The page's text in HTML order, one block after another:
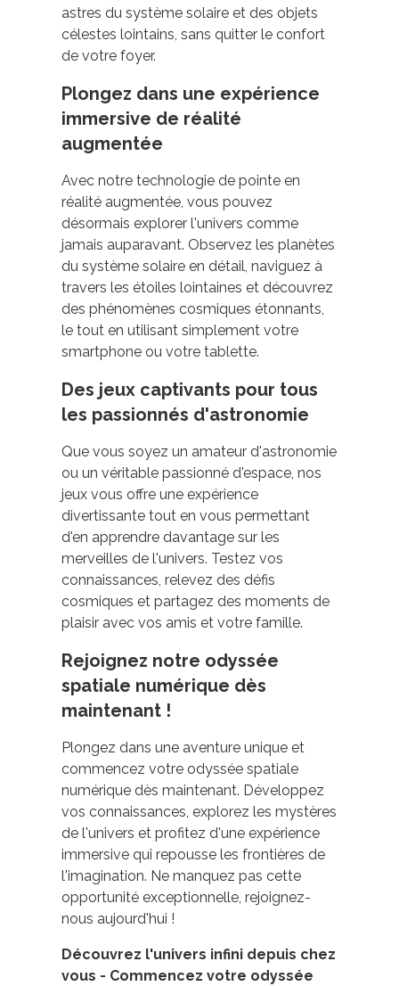
astres du système solaire et des objets
célestes lointains, sans quitter le confort
de votre foyer.
Plongez dans une expérience
immersive de réalité
augmentée
Avec notre technologie de pointe en
réalité augmentée, vous pouvez
désormais explorer l'univers comme
jamais auparavant. Observez les planètes
du système solaire en détail, naviguez à
travers les étoiles lointaines et découvrez
des phénomènes cosmiques étonnants,
le tout en utilisant simplement votre
smartphone ou votre tablette.
Des jeux captivants pour tous
les passionnés d'astronomie
Que vous soyez un amateur d'astronomie
ou un véritable passionné d'espace, nos
jeux vous offre une expérience
divertissante tout en vous permettant
d'en apprendre davantage sur les
merveilles de l'univers. Testez vos
connaissances, relevez des défis
cosmiques et partagez des moments de
plaisir avec vos amis et votre famille.
Rejoignez notre odyssée
spatiale numérique dès
maintenant !
Plongez dans une aventure unique et
commencez votre odyssée spatiale
numérique dès maintenant. Développez
vos connaissances, explorez les mystères
de l'univers et profitez d'une expérience
immersive qui repousse les frontières de
l'imagination. Ne manquez pas cette
opportunité exceptionnelle, rejoignez-
nous aujourd'hui !
Découvrez l'univers infini depuis chez
vous - Commencez votre odyssée